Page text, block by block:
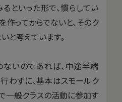
といった形で、慣らしてい
作ってからでないと、そのク
と考えています。
いのであれば、中途半端
わずに、基本はスモールク
一般クラスの活動に参加す